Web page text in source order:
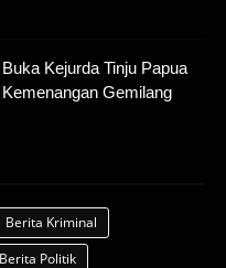
Kejurda Tinju Papua
Gemilang
Berita Kriminal
Berita Politik